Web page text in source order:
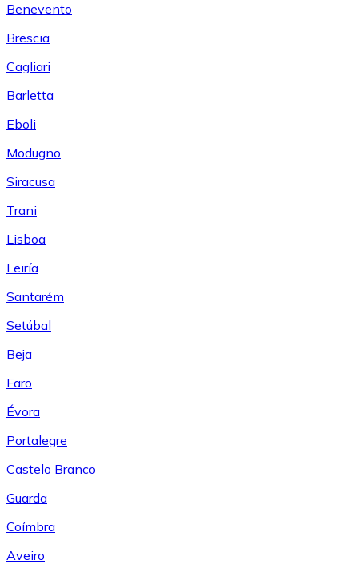
Benevento
Brescia
Cagliari
Barletta
Eboli
Modugno
Siracusa
Trani
Lisboa
Leiría
Santarém
Setúbal
Beja
Faro
Évora
Portalegre
Castelo Branco
Guarda
Coímbra
Aveiro